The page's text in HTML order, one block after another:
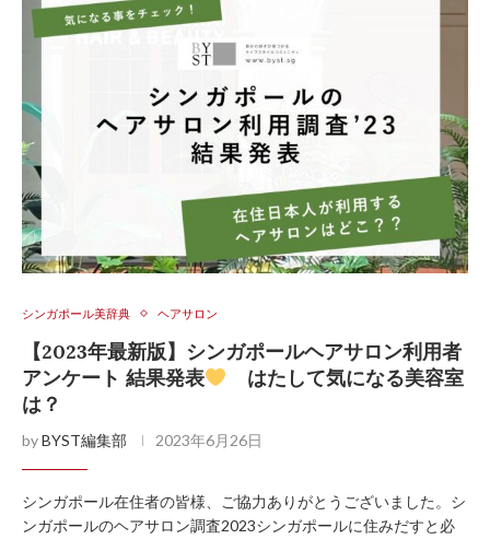
シンガポール美辞典 ヘアサロン
【2023年最新版】シンガポールヘアサロン利用者
アンケート 結果発表
はたして気になる美容室
は？
byBYST編集部 2023年6月26日
シンガポール在住者の皆様、ご協力ありがとうございました。シ
ンガポールのヘアサロン調査2023シンガポールに住みだすと必